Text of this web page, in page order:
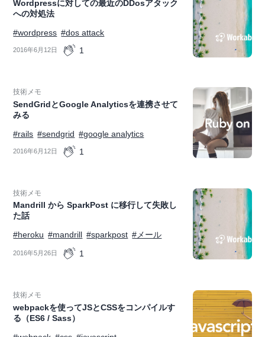
Wordpressに対しての最近のDDosアタック
への対処法
#wordpress #dos attack
2016年6月12日 1
技術メモ
SendGridとGoogle Analyticsを連携させて
みる
#rails #sendgrid #google analytics
2016年6月12日 1
技術メモ
Mandrill から SparkPost に移行して失敗し
た話
#heroku #mandrill #sparkpost #メール
2016年5月26日 1
技術メモ
webpackを使ってJSとCSSをコンパイルす
る（ES6 / Sass）